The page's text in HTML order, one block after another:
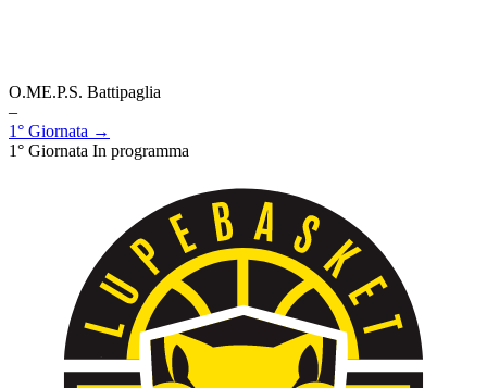
O.ME.P.S. Battipaglia
–
1° Giornata →
1° Giornata In programma